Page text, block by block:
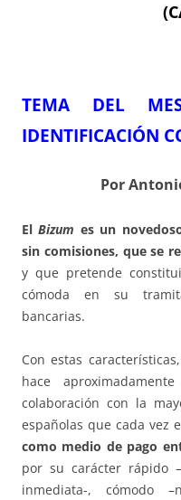
TEMA DEL ME
IDENTIFICACIÓN
Por
ElBizum es un
sin comisiones, que se
y que pretende
cómoda en su
bancarias.
Con estas
hace
colaboración con la
españolas que cada vez
como medio de pago
por su carácter rápido
inmediata-, cómodo